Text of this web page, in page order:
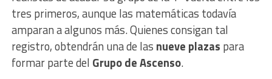
tres primeros, aunque las matemáticas todavía
amparan a algunos más. Quienes consigan tal
registro, obtendrán una de las nueve plazas para
formar parte del Grupo de Ascenso.